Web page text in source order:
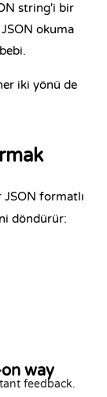
string'i bir
okuma
iki yönü de
formatlı
döndürür:
way
feedback.